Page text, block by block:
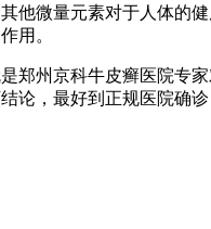
他微量元素对于人体的
用。
州京科牛皮癣医院专家
论，最好到正规医院确